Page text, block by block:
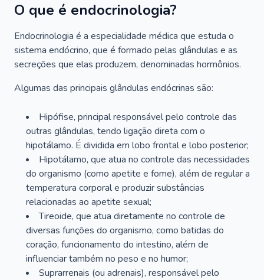
O que é endocrinologia?
Endocrinologia é a especialidade médica que estuda o
sistema endócrino, que é formado pelas glândulas e as
secreções que elas produzem, denominadas hormônios.
Algumas das principais glândulas endócrinas são:
Hipófise, principal responsável pelo controle das
outras glândulas, tendo ligação direta com o
hipotálamo. É dividida em lobo frontal e lobo posterior;
Hipotálamo, que atua no controle das necessidades
do organismo (como apetite e fome), além de regular a
temperatura corporal e produzir substâncias
relacionadas ao apetite sexual;
Tireoide, que atua diretamente no controle de
diversas funções do organismo, como batidas do
coração, funcionamento do intestino, além de
influenciar também no peso e no humor;
Suprarrenais (ou adrenais), responsável pelo